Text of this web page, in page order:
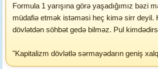
Formula 1 yarışına görə yaşadığımız bəzi
müdafiə etmək istəməsi heç kimə sirr deyil.
dövlətdən söhbət gedə bilməz. Pul
"Kapitalizm dövlətlə sərmayədarın geniş